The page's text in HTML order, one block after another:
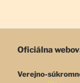
Oficiálna
Verejno-